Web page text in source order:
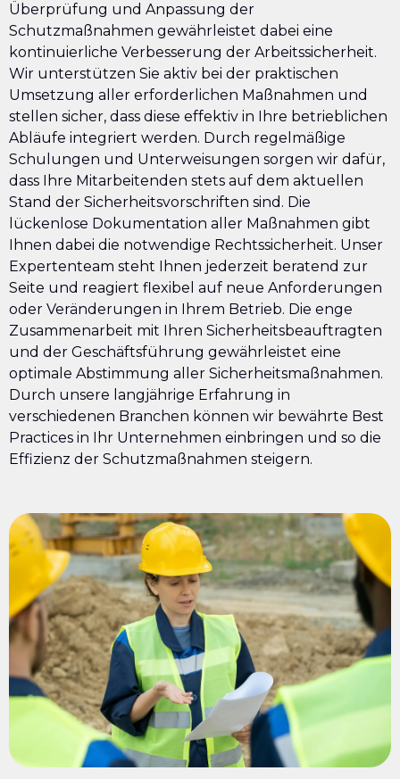
Überprüfung und Anpassung der
Schutzmaßnahmen gewährleistet dabei eine
kontinuierliche Verbesserung der Arbeitssicherheit.
Wir unterstützen Sie aktiv bei der praktischen
Umsetzung aller erforderlichen Maßnahmen und
stellen sicher, dass diese effektiv in Ihre betrieblichen
Abläufe integriert werden. Durch regelmäßige
Schulungen und Unterweisungen sorgen wir dafür,
dass Ihre Mitarbeitenden stets auf dem aktuellen
Stand der Sicherheitsvorschriften sind. Die
lückenlose Dokumentation aller Maßnahmen gibt
Ihnen dabei die notwendige Rechtssicherheit. Unser
Expertenteam steht Ihnen jederzeit beratend zur
Seite und reagiert flexibel auf neue Anforderungen
oder Veränderungen in Ihrem Betrieb. Die enge
Zusammenarbeit mit Ihren Sicherheitsbeauftragten
und der Geschäftsführung gewährleistet eine
optimale Abstimmung aller Sicherheitsmaßnahmen.
Durch unsere langjährige Erfahrung in
verschiedenen Branchen können wir bewährte Best
Practices in Ihr Unternehmen einbringen und so die
Effizienz der Schutzmaßnahmen steigern.